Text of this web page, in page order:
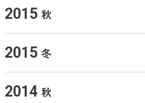
2015 秋
2015 冬
2014 秋